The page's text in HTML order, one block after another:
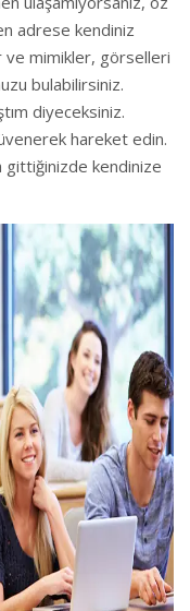
adrese kendiniz
ve mimikler, görselleri
bulabilirsiniz.
diyeceksiniz.
hareket edin.
gittiğinizde kendinize